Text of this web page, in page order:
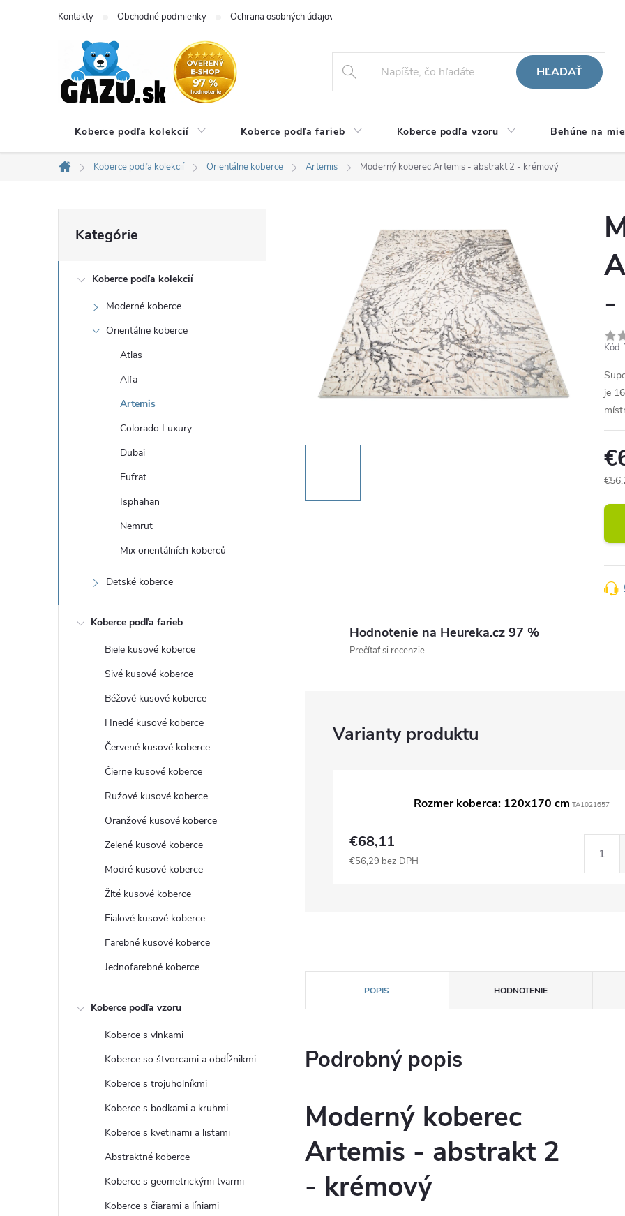
Kontakty Obchodné podmienky Ochrana osobných údajov
HĽADAŤ
Koberce podľa kolekcií Koberce podľa farieb Koberce podľa vzoru Behúne na
Domov
Koberce podľa kolekcií Orientálne koberce Artemis Moderný koberec Artemis - abstrakt 2 - krémový
o
kategórie
Kategórie
Koberce podľa kolekcií
Moderné koberce
Orientálne koberce
Atlas
Alfa
Artemis
Colorado Luxury
Dubai
Eufrat
Isphahan
Nemrut
Mix orientálních koberců
Detské koberce
Koberce podľa farieb
Biele kusové koberce
Sivé kusové koberce
Béžové kusové koberce
Hnedé kusové koberce
Červené kusové koberce
Čierne kusové koberce
Ružové kusové koberce
Oranžové kusové koberce
Zelené kusové koberce
Modré kusové koberce
Žlté kusové koberce
Fialové kusové koberce
Farebné kusové koberce
Jednofarebné koberce
Koberce podľa vzoru
Koberce s vlnkami
Koberce so štvorcami a obdĺžnikmi
Koberce s trojuholníkmi
Koberce s bodkami a kruhmi
Koberce s kvetinami a listami
Abstraktné koberce
Koberce s geometrickými tvarmi
Koberce s čiarami a líniami
-
Kód:
je
cena:
Hodnotenie na Heureka.cz 97 %
Prečítať si recenzie
Rozmer koberca: 120x170 cm TA1021657
€68,11
€56,29 bez DPH
POPIS HODNOTENIE
Podrobný popis
Moderný koberec
Artemis - abstrakt 2
- krémový